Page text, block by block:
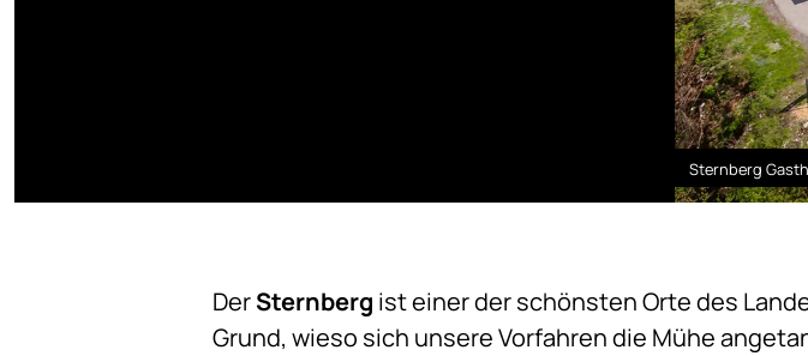
Sternberg
DerSternberg ist einer der schönsten Orte des
Grund, wieso sich unsere Vorfahren die Mühe